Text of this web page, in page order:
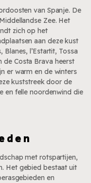
van Spanje. De
Zee. Het
zich op het
aan deze kust
l’Estartit, Tossa
de Costa Brava heerst
er warm en de winters
kuststreek door de
en felle noordenwind die
met rotspartijen,
Het gebied bestaat uit
en